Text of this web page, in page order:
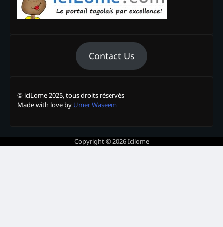
Contact Us
© iciLome 2025, tous droits réservés
Made with love by Umer Waseem
Copyright © 2026Icilome